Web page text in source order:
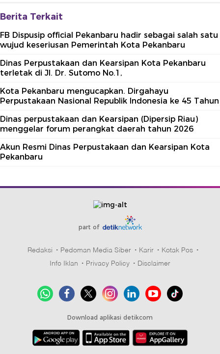
Berita Terkait
FB Dispusip official Pekanbaru hadir sebagai salah satu
wujud keseriusan Pemerintah Kota Pekanbaru
Dinas Perpustakaan dan Kearsipan Kota Pekanbaru
terletak di Jl. Dr. Sutomo No.1,
Kota Pekanbaru mengucapkan. Dirgahayu
Perpustakaan Nasional Republik Indonesia ke 45 Tahun
Dinas perpustakaan dan Kearsipan (Dipersip Riau)
menggelar forum perangkat daerah tahun 2026
Akun Resmi Dinas Perpustakaan dan Kearsipan Kota
Pekanbaru
part of
Redaksi Pedoman Media Siber Karir
Kotak Pos
Info Iklan
Privacy Policy Disclaimer
Download aplikasi detikcom